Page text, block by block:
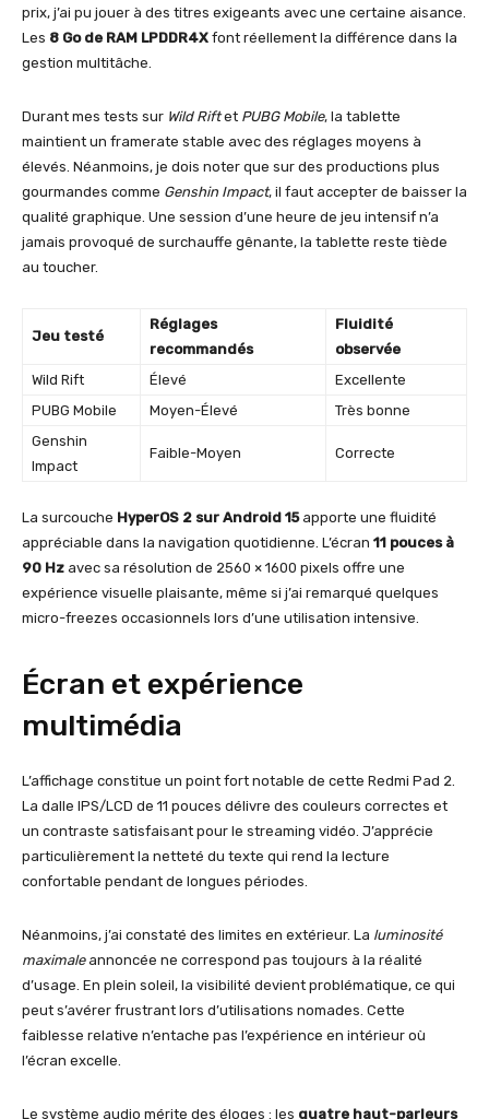
prix, j’ai pu jouer à des titres exigeants avec une certaine aisance.
Les 8 Go de RAM LPDDR4X font réellement la différence dans la
gestion multitâche.
Durant mes tests sur Wild Riftet PUBG Mobile, la tablette
maintient un framerate stable avec des réglages moyens à
élevés. Néanmoins, je dois noter que sur des productions plus
gourmandes comme Genshin Impact, il faut accepter de baisser la
qualité graphique. Une session d’une heure de jeu intensif n’a
jamais provoqué de surchauffe gênante, la tablette reste tiède
au toucher.
Jeu testé
Réglages
recommandés
Fluidité
observée
Wild Rift
Élevé
Excellente
PUBG Mobile
Moyen-Élevé
Très bonne
Genshin
Impact
Faible-Moyen Correcte
La surcouche HyperOS 2 sur Android 15apporte une fluidité
appréciable dans la navigation quotidienne. L’écran 11 pouces à
90 Hz avec sa résolution de 2560 × 1600 pixels offre une
expérience visuelle plaisante, même si j’ai remarqué quelques
micro-freezes occasionnels lors d’une utilisation intensive.
Écran et expérience
multimédia
L’affichage constitue un point fort notable de cette Redmi Pad 2.
La dalle IPS/LCD de 11 pouces délivre des couleurs correctes et
un contraste satisfaisant pour le streaming vidéo. J’apprécie
particulièrement la netteté du texte qui rend la lecture
confortable pendant de longues périodes.
Néanmoins, j’ai constaté des limites en extérieur. La luminosité
maximaleannoncée ne correspond pas toujours à la réalité
d’usage. En plein soleil, la visibilité devient problématique, ce qui
peut s’avérer frustrant lors d’utilisations nomades. Cette
faiblesse relative n’entache pas l’expérience en intérieur où
l’écran excelle.
Le système audio mérite des éloges : les quatre haut-parleurs